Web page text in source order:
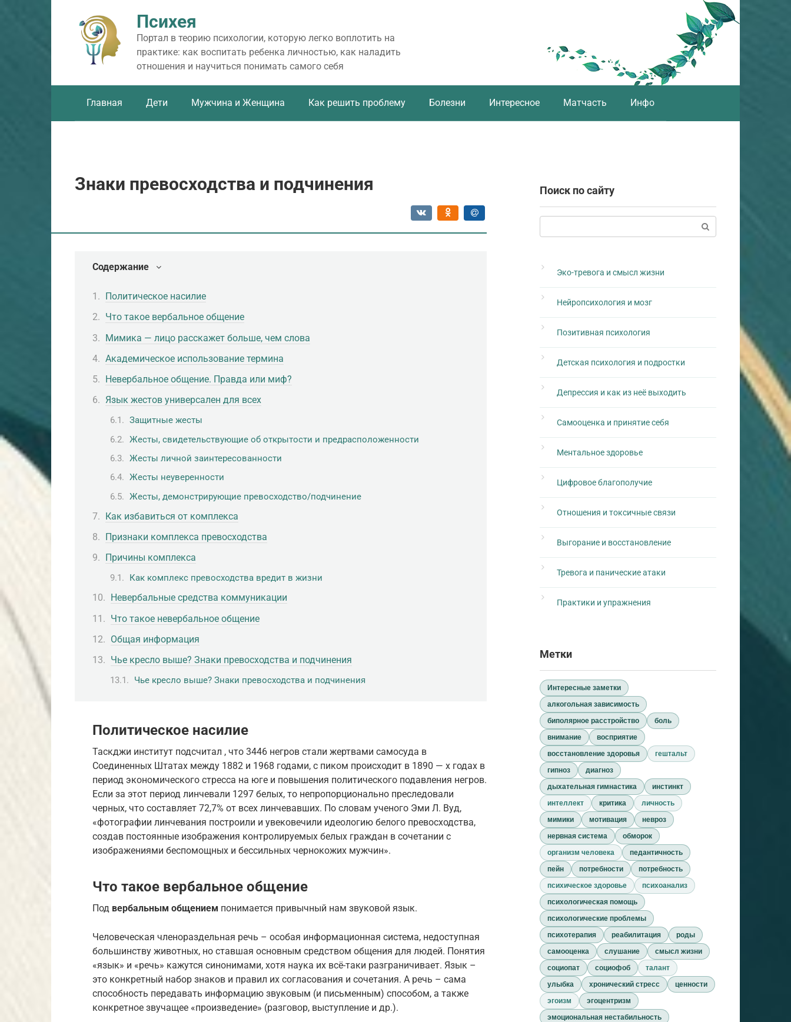
Психея
Портал в теорию психологии, которую легко воплотить на
практике: как воспитать ребенка личностью, как наладить
отношения и научиться понимать самого себя
Главная Дети Мужчина и Женщина Как решить проблему Болезни Интересное Матчасть Инфо
Знаки превосходства и подчинения
Содержание
Политическое насилие
Что такое вербальное общение
Мимика — лицо расскажет больше, чем слова
Академическое использование термина
Невербальное общение. Правда или миф?
Язык жестов универсален для всех
Защитные жесты
Жесты, свидетельствующие об открытости и предрасположенности
Жесты личной заинтересованности
Жесты неуверенности
Жесты, демонстрирующие превосходство/подчинение
Как избавиться от комплекса
Признаки комплекса превосходства
Причины комплекса
Как комплекс превосходства вредит в жизни
Невербальные средства коммуникации
Что такое невербальное общение
Общая информация
Чье кресло выше? Знаки превосходства и подчинения
Чье кресло выше? Знаки превосходства и подчинения
Политическое насилие
Таскджи институт подсчитал , что 3446 негров стали жертвами самосуда в
Соединенных Штатах между 1882 и 1968 годами, с пиком происходит в 1890 — х годах в
период экономического стресса на юге и повышения политического подавления негров.
Если за этот период линчевали 1297 белых, то непропорционально преследовали
черных, что составляет 72,7% от всех линчевавших. По словам ученого Эми Л. Вуд,
«фотографии линчевания построили и увековечили идеологию белого превосходства,
создав постоянные изображения контролируемых белых граждан в сочетании с
изображениями беспомощных и бессильных чернокожих мужчин».
Что такое вербальное общение
Под вербальным общением понимается привычный нам звуковой язык.
Человеческая членораздельная речь – особая информационная система, недоступная
большинству животных, но ставшая основным средством общения для людей. Понятия
«язык» и «речь» кажутся синонимами, хотя наука их всё-таки разграничивает. Язык –
это конкретный набор знаков и правил их согласования и сочетания. А речь – сама
способность передавать информацию звуковым (и письменным) способом, а также
конкретное звучащее «произведение» (разговор, выступление и др.).
Поиск по сайту
Эко-тревога и смысл жизни
Нейропсихология и мозг
Позитивная психология
Детская психология и подростки
Депрессия и как из неё выходить
Самооценка и принятие себя
Ментальное здоровье
Цифровое благополучие
Отношения и токсичные связи
Выгорание и восстановление
Тревога и панические атаки
Практики и упражнения
Метки
Интересные заметки
алкогольная зависимость
биполярное расстройство
боль
внимание
восприятие
восстановление здоровья
гештальт
гипноз
диагноз
дыхательная гимнастика
инстинкт
интеллект
критика
личность
мимики
мотивация
невроз
нервная система
обморок
организм человека
педантичность
пейн
потребности
потребность
психическое здоровье
психоанализ
психологическая помощь
психологические проблемы
психотерапия
реабилитация
роды
самооценка
слушание
смысл жизни
социопат
социофоб
талант
улыбка
хронический стресс
ценности
эгоизм
эгоцентризм
эмоциональная нестабильность